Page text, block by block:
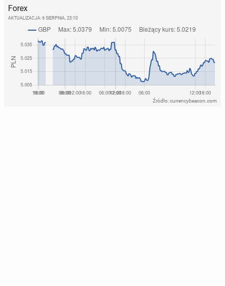
Forex
AKTUALIZACJA: 6 SIERPNIA, 23:10
Źródło: currencybeacon.com